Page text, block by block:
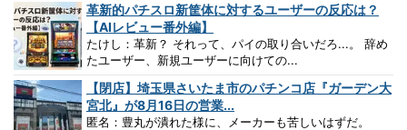
革新的パチスロ新筐体に対するユーザーの反応は？
【AIレビュー番外編】
たけし：革新？ それって、パイの取り合いだろ...。 辞め
たユーザー、新規ユーザーに向けての...
【閉店】埼玉県さいたま市のパチンコ店『ガーデン大
宮北』が8月16日の営業...
匿名：豊丸が潰れた様に、メーカーも苦しいはずだ。